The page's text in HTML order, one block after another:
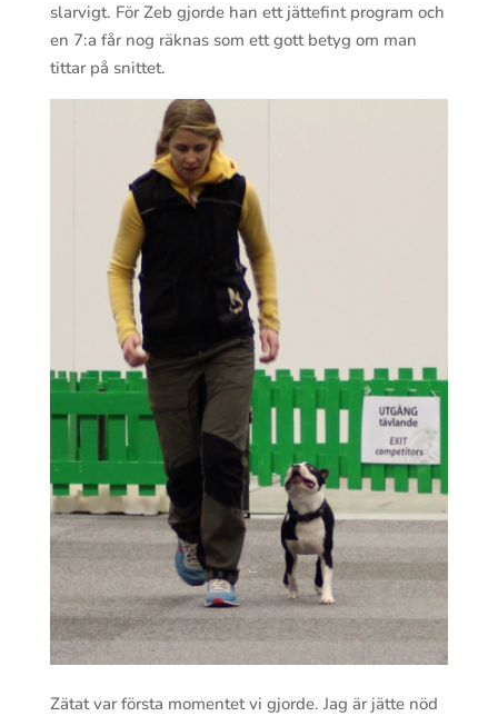
slarvigt. För Zeb gjorde han ett jättefint program och
en 7:a får nog räknas som ett gott betyg om man
tittar på snittet.
Zätat var första momentet vi gjorde. Jag är jätte nöd